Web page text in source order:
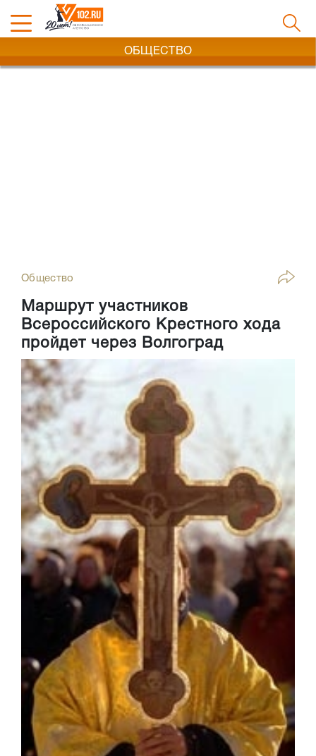
ОБЩЕСТВО
Общество
Маршрут участников
Всероссийского Крестного хода
пройдет через Волгоград